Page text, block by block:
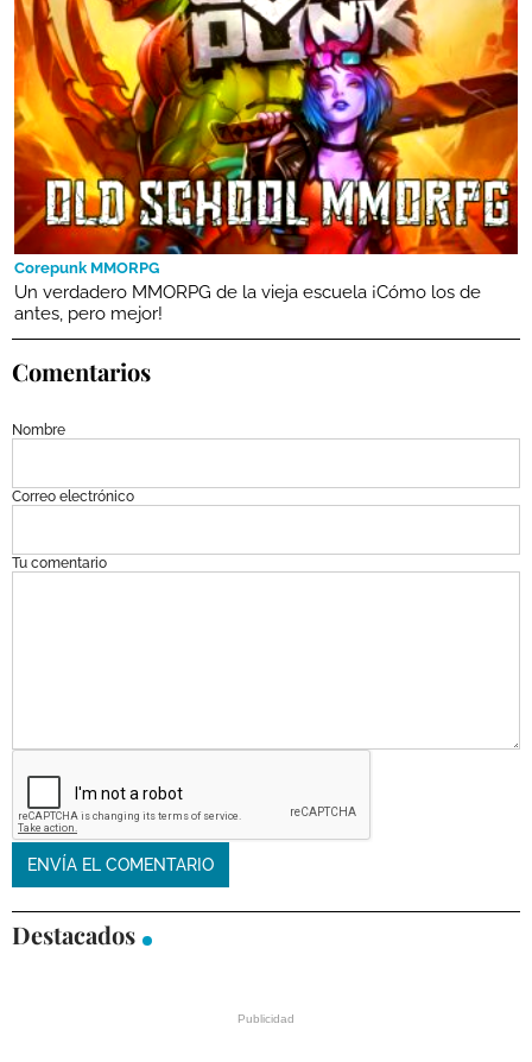
Corepunk MMORPG
Un verdadero MMORPG de la vieja escuela ¡Cómo los de
antes, pero mejor!
Comentarios
Nombre
Correo electrónico
Tu comentario
Destacados